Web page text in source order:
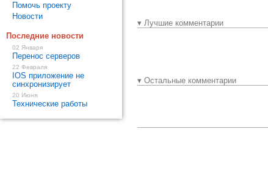
▾ Лучшие комментарии
▾ Остальные комментарии
Помочь проекту
Новости
Последние новости
02 Января
Перенос серверов
22 Февраля
IOS приложение не
синхронизирует
20 Июня
Технические работы